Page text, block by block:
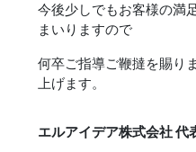
今後少しでもお客様の満
まいりますので
何卒ご指導ご鞭撻を賜り
上げます。
エルアイデア株式会社 代